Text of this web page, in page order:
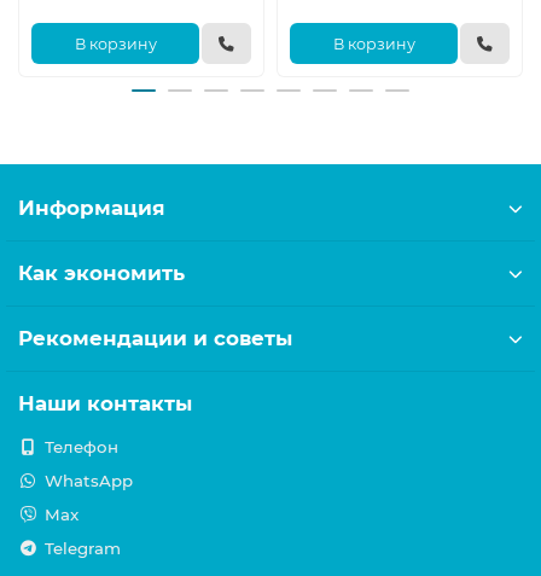
В корзину В корзину
Информация
Как экономить
Рекомендации и советы
Наши контакты
Телефон
WhatsApp
Max
Telegram